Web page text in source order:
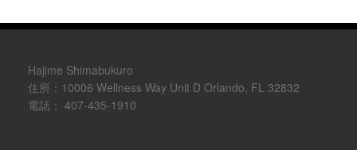
Hajime Shimabukuro
住所：10006 Wellness Way Unit D Orlando, FL 32832
電話： 407-435-1910